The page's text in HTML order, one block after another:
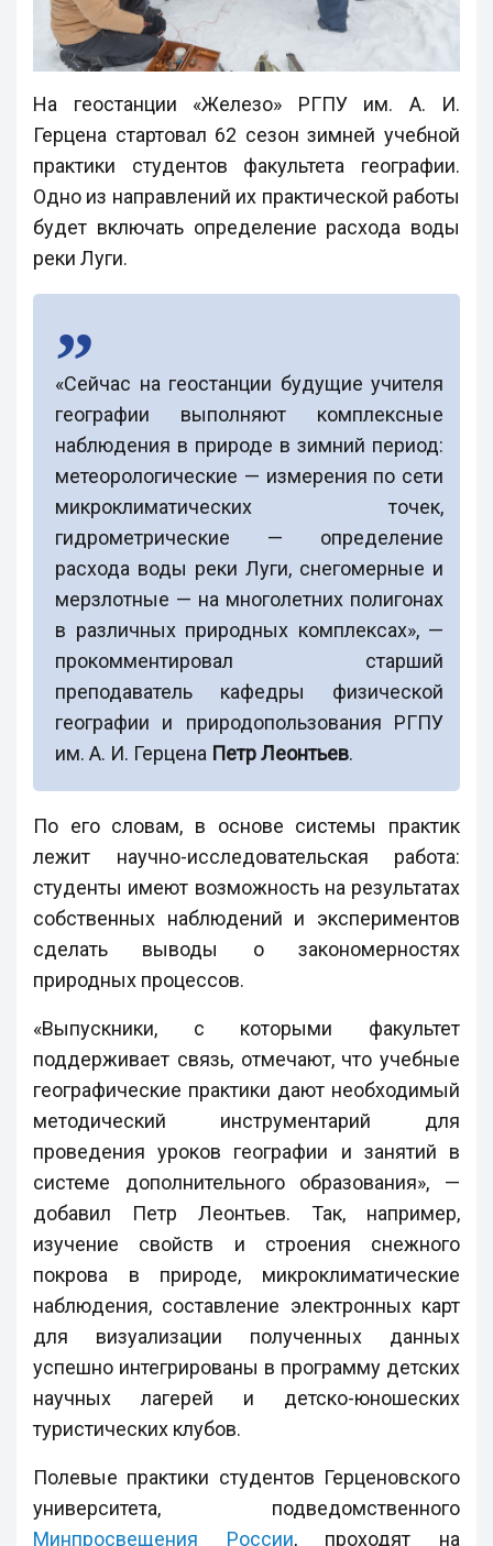
На геостанции «Железо» РГПУ им. А. И.
Герцена стартовал 62 сезон зимней учебной
практики студентов факультета географии.
Одно из направлений их практической работы
будет включать определение расхода воды
реки Луги.
«Сейчас на геостанции будущие учителя
географии выполняют комплексные
наблюдения в природе в зимний период:
метеорологические — измерения по сети
микроклиматических точек,
гидрометрические — определение
расхода воды реки Луги, снегомерные и
мерзлотные — на многолетних полигонах
в различных природных комплексах», —
прокомментировал старший
преподаватель кафедры физической
географии и природопользования РГПУ
им. А. И. Герцена Петр Леонтьев.
По его словам, в основе системы практик
лежит научно-исследовательская работа:
студенты имеют возможность на результатах
собственных наблюдений и экспериментов
сделать выводы о закономерностях
природных процессов.
«Выпускники, с которыми факультет
поддерживает связь, отмечают, что учебные
географические практики дают необходимый
методический инструментарий для
проведения уроков географии и занятий в
системе дополнительного образования», —
добавил Петр Леонтьев. Так, например,
изучение свойств и строения снежного
покрова в природе, микроклиматические
наблюдения, составление электронных карт
для визуализации полученных данных
успешно интегрированы в программу детских
научных лагерей и детско-юношеских
туристических клубов.
Полевые практики студентов Герценовского
университета, подведомственного
Минпросвещения России, проходят на